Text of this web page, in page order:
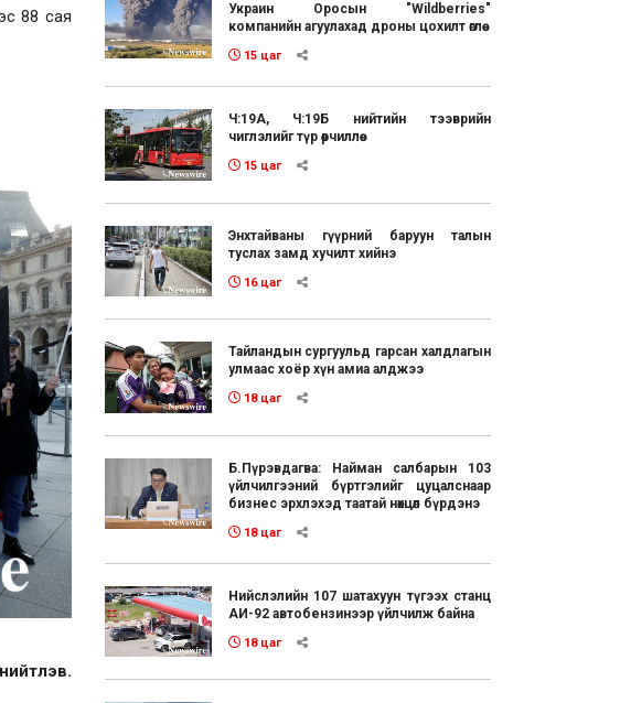
88 сая
Украин Оросын "Wildberries"
компанийн агуулахад дроны цохилт өглөө
15 цаг
Ч:19А, Ч:19Б нийтийн тээврийн
чиглэлийг түр өөрчиллөө
15 цаг
Энхтайваны гүүрний баруун талын
туслах замд хучилт хийнэ
16 цаг
Тайландын сургуульд гарсан халдлагын
улмаас хоёр хүн амиа алджээ
18 цаг
Б.Пүрэвдагва: Найман салбарын 103
үйлчилгээний бүртгэлийг цуцалснаар
бизнес эрхлэхэд таатай нөхцөл бүрдэнэ
18 цаг
Нийслэлийн 107 шатахуун түгээх станц
АИ-92 автобензинээр үйлчилж байна
18 цаг